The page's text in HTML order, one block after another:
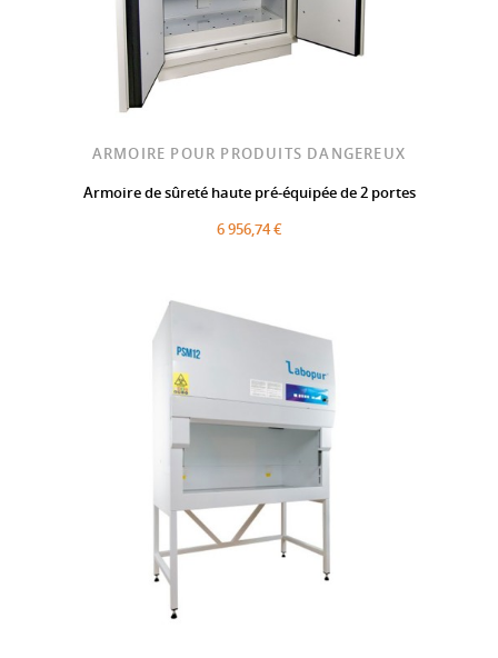
ARMOIRE POUR PRODUITS DANGEREUX
Armoire de sûreté haute pré-équipée de 2 portes
6 956,74 €